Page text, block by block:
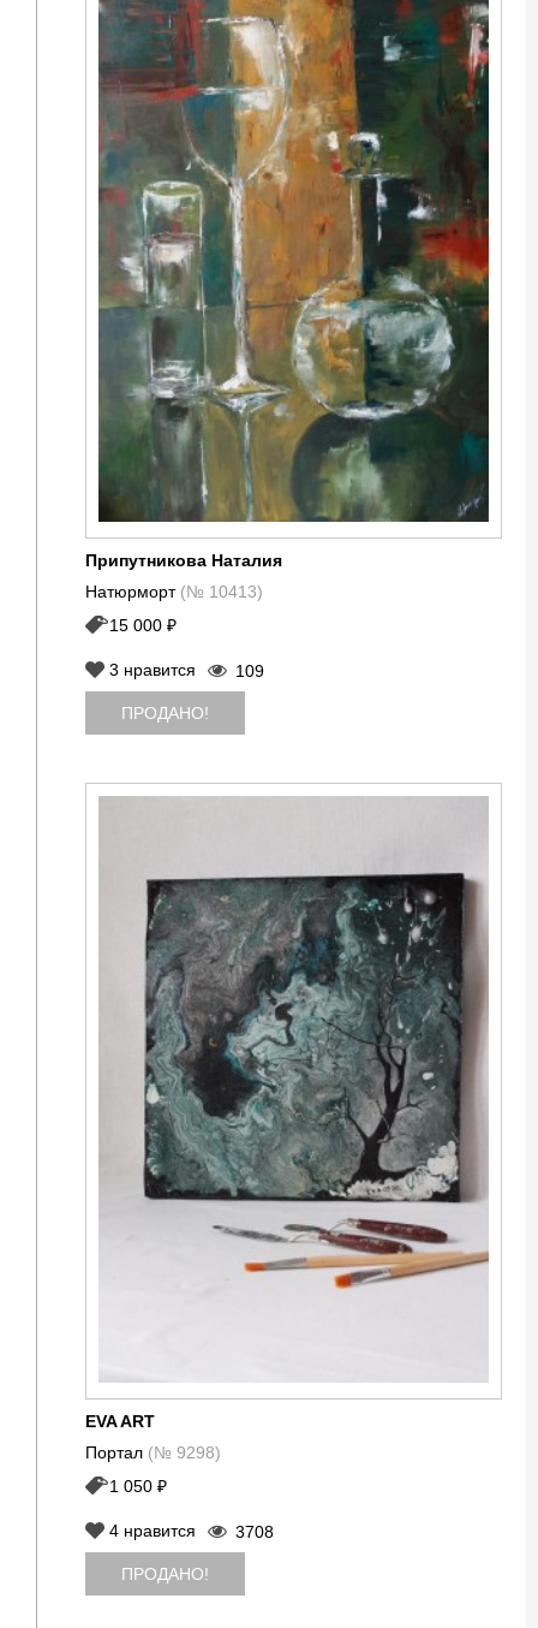
Припутникова Наталия
Натюрморт (№ 10413)
15 000 ₽
3 нравится 109
ПРОДАНО!
EVA ART
Портал (№ 9298)
1 050 ₽
4 нравится 3708
ПРОДАНО!